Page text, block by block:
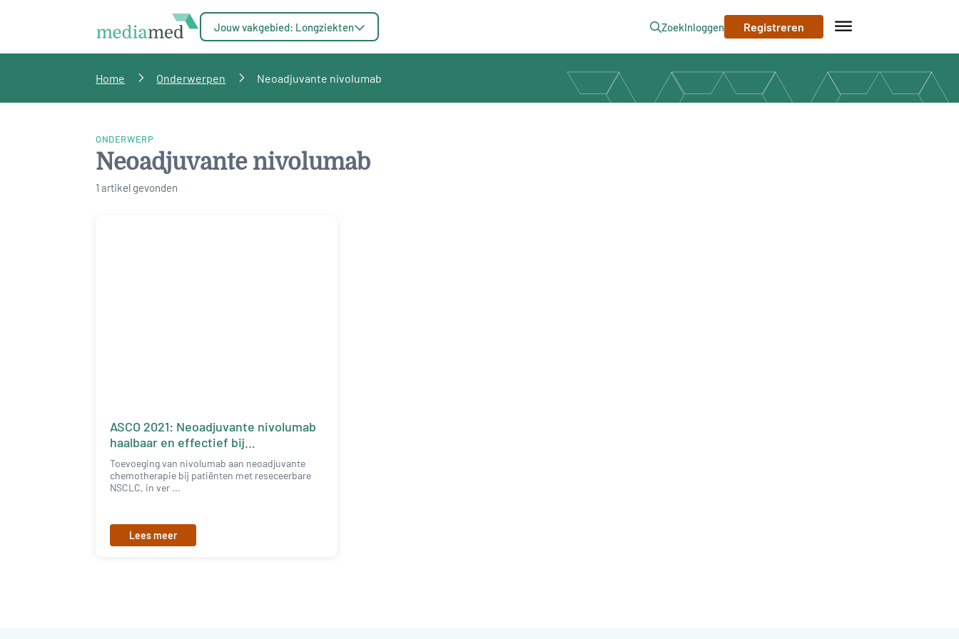
Jouw vakgebied: Longziekten ZoekInloggen Registreren
Home Onderwerpen Neoadjuvante nivolumab
ONDERWERP
Neoadjuvante nivolumab
1 artikel gevonden
ASCO 2021: Neoadjuvante nivolumab
haalbaar en effectief bij
reseceerbare NSCLC
Toevoeging van nivolumab aan neoadjuvante
chemotherapie bij patiënten met reseceerbare
NSCLC, in ver ...
Lees meer